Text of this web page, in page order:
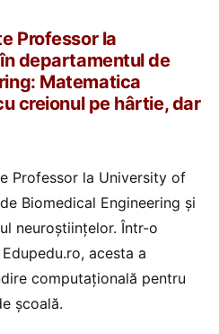
Professor la
departamentul de
Matematica
creionul pe hârtie, dar
Professor la University of
Biomedical Engineering și
neuroștiințelor. Într-o
acesta a
computațională pentru
școală.